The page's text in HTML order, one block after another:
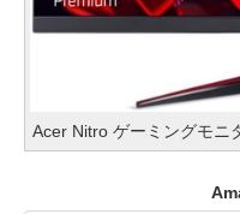
Acer Nitro ゲーミングモニ